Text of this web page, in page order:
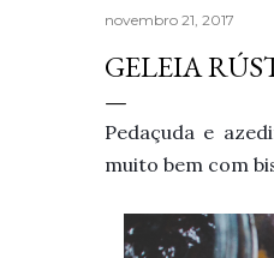
novembro 21, 2017
GELEIA
Pedaçuda e
muito bem com